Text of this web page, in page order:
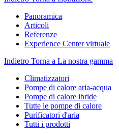
Panoramica
Articoli
Referenze
Experience Center virtuale
Indietro Torna a La nostra gamma
Climatizzatori
Pompe di calore aria-acqua
Pompe di calore ibride
Tutte le pompe di calore
Purificatori d'aria
Tutti i prodotti